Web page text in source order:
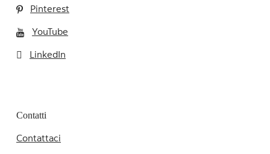
Pinterest
YouTube
LinkedIn
Contatti
Contattaci